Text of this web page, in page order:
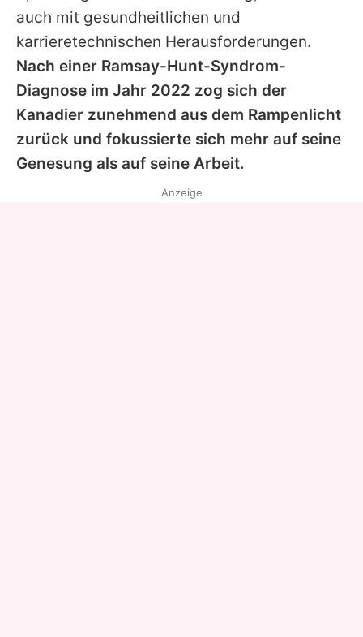
auch mit gesundheitlichen und
karrieretechnischen Herausforderungen.
Nach einer Ramsay-Hunt-Syndrom-
Diagnose im Jahr 2022 zog sich der
Kanadier zunehmend aus dem Rampenlicht
zurück und fokussierte sich mehr auf seine
Genesung als auf seine Arbeit.
Anzeige